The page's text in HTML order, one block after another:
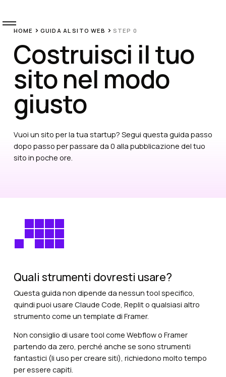
Home
See if
you're
ready
About
Qubo
Book
a call
HOME GUIDA AL SITO WEB STEP 0
Costruisci il tuo
sito nel modo
giusto
Vuoi un sito per la tua startup? Segui questa guida passo
dopo passo per passare da 0 alla pubblicazione del tuo
sito in poche ore.
Quali strumenti dovresti usare?
Questa guida non dipende da nessun tool specifico,
quindi puoi usare Claude Code, Replit o qualsiasi altro
strumento come un template di Framer.
Non consiglio di usare tool come Webflow o Framer
partendo da zero, perché anche se sono strumenti
fantastici (li uso per creare siti), richiedono molto tempo
per essere capiti.